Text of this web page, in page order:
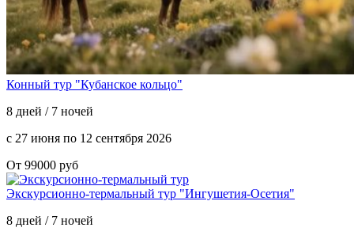
Конный тур "Кубанское кольцо"
8 дней / 7 ночей
с 27 июня по 12 сентября 2026
От 99000 руб
Экскурсионно-термальный тур "Ингушетия-Осетия"
8 дней / 7 ночей